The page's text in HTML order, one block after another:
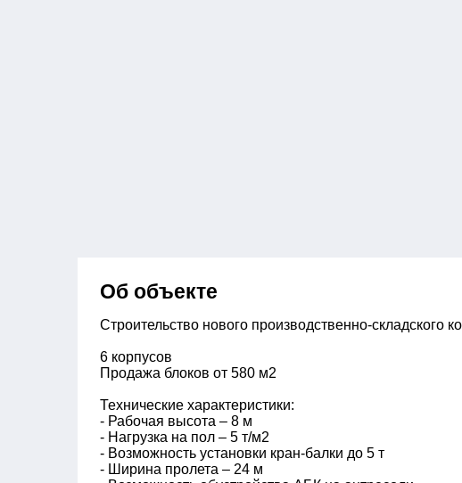
Об объекте
Строительство нового производственно-складского
6 корпусов
Продажа блоков от 580 м2
Технические характеристики:
- Рабочая высота – 8 м
- Нагрузка на пол – 5 т/м2
- Возможность установки кран-балки до 5 т
- Ширина пролета – 24 м